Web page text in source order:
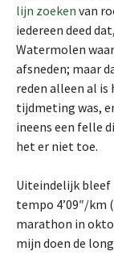
lijn zoeken van
iedereen deed
Watermolen
afsneden; maar
reden alleen al
tijdmeting was,
ineens een felle
het er niet toe.
Uiteindelijk bleef
tempo 4’09″/km
marathon in
mijn doen de